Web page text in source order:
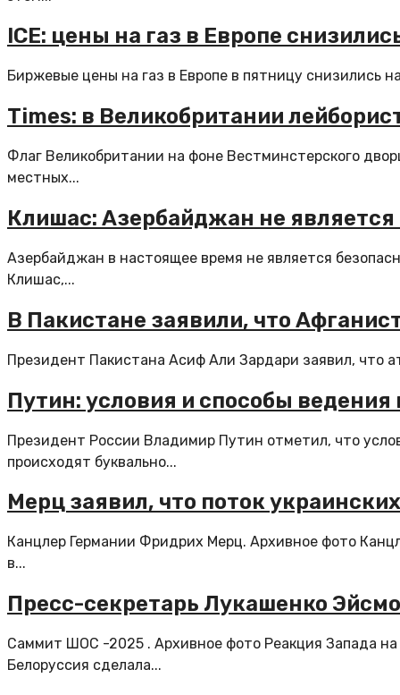
ICE: цены на газ в Европе
Биржевые цены на газ в Европе в пятницу снизились
Times: в Великобритании
Флаг Великобритании на фоне Вестминстерского
местных...
Клишас: Азербайджан не
Азербайджан в настоящее время не является
Клишас,...
В Пакистане заявили, что
Президент Пакистана Асиф Али Зардари заявил, что
Путин: условия и способы
Президент России Владимир Путин отметил, что
происходят буквально...
Мерц заявил, что поток
Канцлер Германии Фридрих Мерц. Архивное фото
в...
Пресс-секретарь Лукашенко
Саммит ШОС -2025 . Архивное фото Реакция Запада
Белоруссия сделала...